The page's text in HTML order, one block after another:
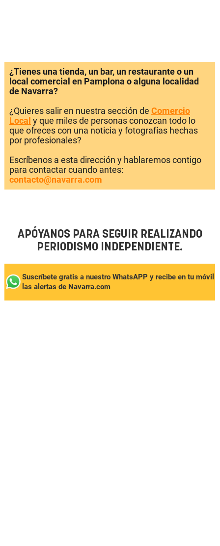
¿Tienes una tienda, un bar, un restaurante o un
local comercial en Pamplona o alguna localidad
de Navarra?
¿Quieres salir en nuestra sección de Comercio
Local y que miles de personas conozcan todo lo
que ofreces con una noticia y fotografías hechas
por profesionales?
Escríbenos a esta dirección y hablaremos contigo
para contactar cuando antes:
contacto@navarra.com
APÓYANOS PARA SEGUIR REALIZANDO
PERIODISMO INDEPENDIENTE.
Suscríbete gratis a nuestro WhatsAPP y recibe en tu móvil
las alertas de Navarra.com